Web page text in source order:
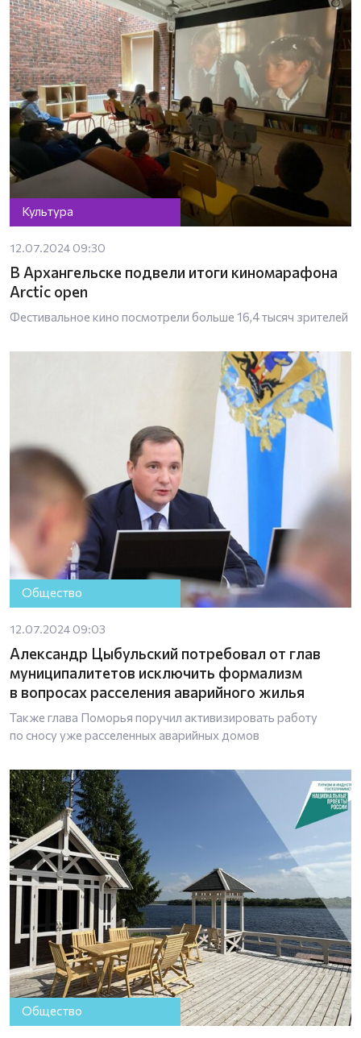
Культура
12.07.2024 09:30
В Архангельске подвели итоги киномарафона
Arctic open
Фестивальное кино посмотрели больше 16,4 тысяч зрителей
Общество
12.07.2024 09:03
Александр Цыбульский потребовал от глав
муниципалитетов исключить формализм
в вопросах расселения аварийного жилья
Также глава Поморья поручил активизировать работу
по сносу уже расселенных аварийных домов
Общество